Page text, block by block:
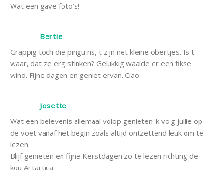
Wat een gave foto’s!
Bertie
Grappig toch die pinguïns, t zijn net kleine obertjes. Is t
waar, dat ze erg stinken? Gelukkig waaide er een fikse
wind. Fijne dagen en geniet ervan. Ciao
Josette
Wat een belevenis allemaal volop genieten ik volg jullie op
de voet vanaf het begin zoals altijd ontzettend leuk om te
lezen
Blijf genieten en fijne Kerstdagen zo te lezen richting de
kou Antartica